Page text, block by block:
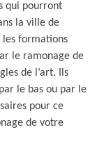
qui pourront
la ville de
les formations
le ramonage de
de l’art. Ils
le bas ou par le
pour ce
de votre